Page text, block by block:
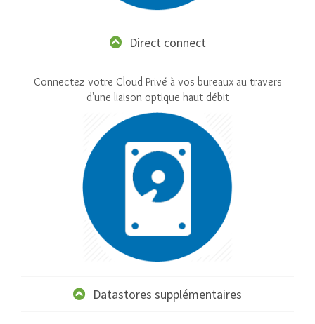
Direct connect
Connectez votre Cloud Privé à vos bureaux au travers
d'une liaison optique haut débit
Datastores supplémentaires